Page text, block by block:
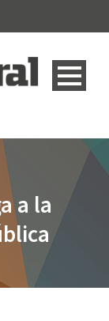
a la